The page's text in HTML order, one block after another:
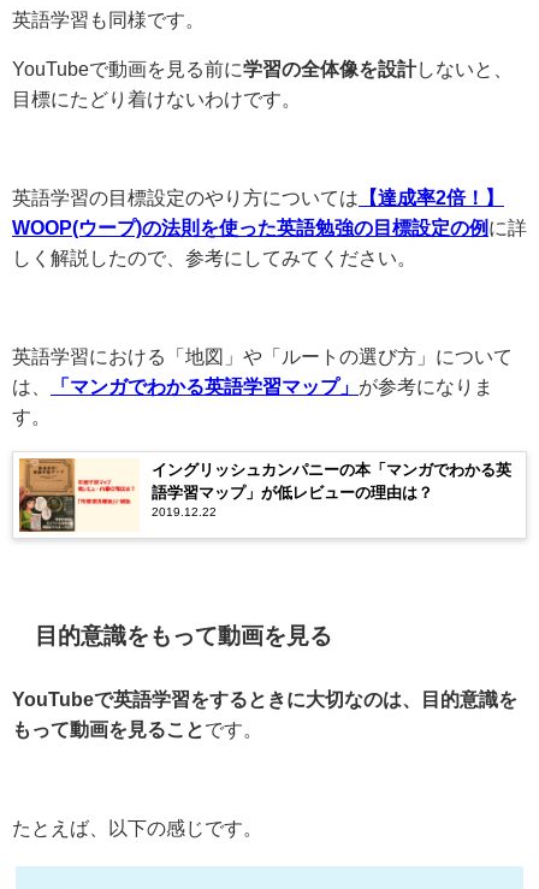
英語学習も同様です。
YouTubeで動画を見る前に学習の全体像を設計しないと、
目標にたどり着けないわけです。
英語学習の目標設定のやり方については 【達成率2倍！】
WOOP(ウープ)の法則を使った英語勉強の目標設定の例 に詳
しく解説したので、参考にしてみてください。
英語学習における「地図」や「ルートの選び方」について
は、
「マンガでわかる英語学習マップ」 が参考になりま
す。
イングリッシュカンパニーの本「マンガでわかる英
語学習マップ」が低レビューの理由は？
2019.12.22
目的意識をもって動画を見る
YouTubeで英語学習をするときに大切なのは、目的意識を
もって動画を見ることです。
たとえば、以下の感じです。